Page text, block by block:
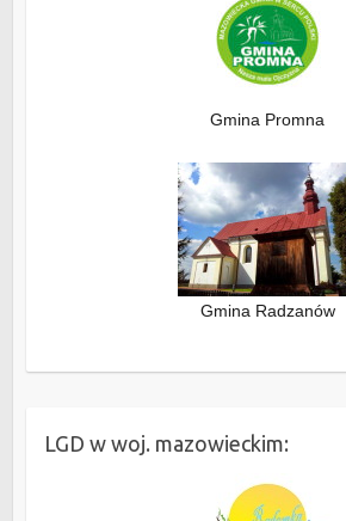
Gmina Promna
Gmina Radzanów
LGD w woj. mazowieckim: